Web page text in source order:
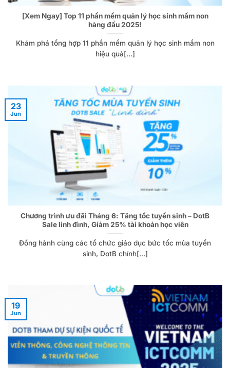
[Xem Ngay] Top 11 phần mềm quản lý học sinh mầm non
hàng đầu 2025!
Khám phá tổng hợp 11 phần mềm quản lý học sinh mầm non
hiệu quả[...]
Chương trình ưu đãi Tháng 6: Tăng tốc tuyển sinh – DotB
Sale linh đình, Giảm 25% tài khoản học viên
Đồng hành cùng các tổ chức giáo dục bức tốc mùa tuyển
sinh, DotB chính[...]
23
Jun
19
Jun